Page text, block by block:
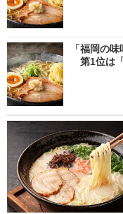
「福岡の
第1位は